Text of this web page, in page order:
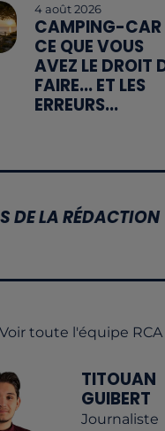
4 août 2026
CAMPING-CAR
CE QUE VOUS
AVEZ LE DROIT
FAIRE... ET LES
ERREURS...
DE LA RÉDACTION
Voir toute l'équipe RCA
TITOUAN
GUIBERT
Journaliste